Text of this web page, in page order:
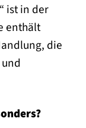
ist in der
enthält
die